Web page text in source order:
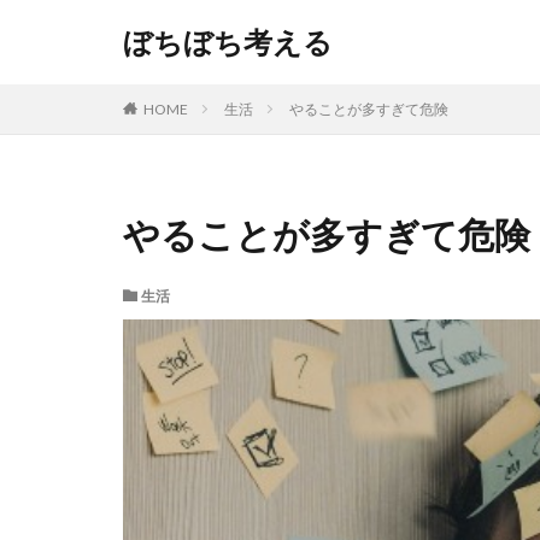
ぼちぼち考える
HOME 生活 やることが多すぎて危険
やることが多すぎて危険
生活